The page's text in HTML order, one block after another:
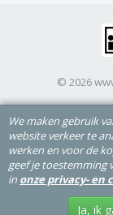
© 2026
We maken gebruik
website verkeer te
werken en voor de
geef je toestemming
in onze privacy- en
Ja, ik